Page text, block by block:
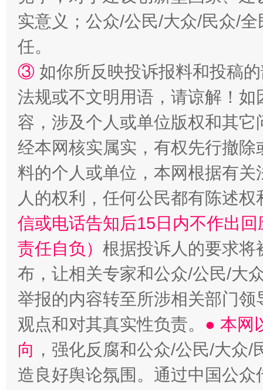
扯下公款旅游的“隐身衣” 如何以
“蜀中异人”王建安的艺术幻境
实意义；公众/公民/大众/民众/
任。
③ 如你所反映投诉报料和投稿
法规或不文明用语，请谅解！
容，涉及个人或单位版权和其它
经本网核实属实，有权先行撤
料的个人或单位，本网根据有
人的权利，任何公民都有陈述
信或电话告知后15日内不作出
责任自负） 根据投诉人的要求将
布，让相关专家和公众/公民/大
举报的内容转至所涉相关部门
观点和对其真实性负责。 ● 本网
向 ，强化反腐和公众/公民/大众
造良好舆论氛围。通过中国公